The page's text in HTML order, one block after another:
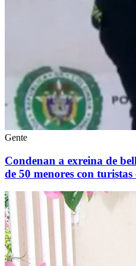
Gente
Condenan a exreina de
de 50 menores con